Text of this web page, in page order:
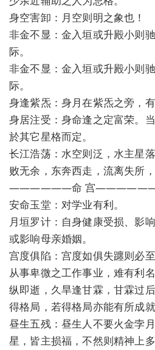
身空害卸：月空则明之象也！
非金不显：金入垣或升殿小则
际。
非金不显：金入垣或升殿小则
际。
身逢紫炁：身月在紫炁之旁，
身居注受：身命逢之定富荣。
於其它星格而定。
长江浩荡：水空则泛，水主星
败无余，东奔西走，流离失所，
——————命 宫
安命玉堂：对学业有利。
月垣罗计：自身健康受损、影
或影响母亲婚姻。
宫度俱陷：宫度如俱失躔则必
从事卑微之工作事业，难有利
纵即逝，久旱逢甘霖，甘霖过
得格局，若得格局亦能有所成就
昼生五残：昼生人不要火金孛
星，皆主损福，不然则精神上